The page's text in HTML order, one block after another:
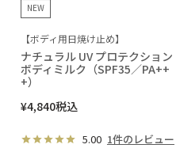
NEW
【ボディ用日焼け止め】
ナチュラル UV プロテクション
ボディミルク（SPF35／PA++
+）
¥4,840税込
5.00 1件のレビュー